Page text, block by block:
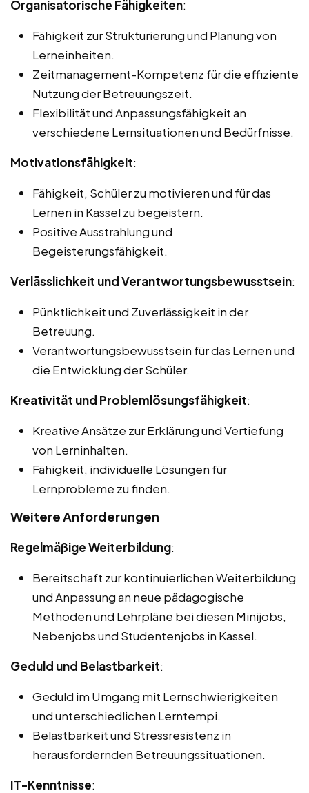
Organisatorische Fähigkeiten:
Fähigkeit zur Strukturierung und Planung von
Lerneinheiten.
Zeitmanagement-Kompetenz für die effiziente
Nutzung der Betreuungszeit.
Flexibilität und Anpassungsfähigkeit an
verschiedene Lernsituationen und Bedürfnisse.
Motivationsfähigkeit:
Fähigkeit, Schüler zu motivieren und für das
Lernen in Kassel zu begeistern.
Positive Ausstrahlung und
Begeisterungsfähigkeit.
Verlässlichkeit und Verantwortungsbewusstsein:
Pünktlichkeit und Zuverlässigkeit in der
Betreuung.
Verantwortungsbewusstsein für das Lernen und
die Entwicklung der Schüler.
Kreativität und Problemlösungsfähigkeit:
Kreative Ansätze zur Erklärung und Vertiefung
von Lerninhalten.
Fähigkeit, individuelle Lösungen für
Lernprobleme zu finden.
Weitere Anforderungen
Regelmäßige Weiterbildung:
Bereitschaft zur kontinuierlichen Weiterbildung
und Anpassung an neue pädagogische
Methoden und Lehrpläne bei diesen Minijobs,
Nebenjobs und Studentenjobs in Kassel.
Geduld und Belastbarkeit:
Geduld im Umgang mit Lernschwierigkeiten
und unterschiedlichen Lerntempi.
Belastbarkeit und Stressresistenz in
herausfordernden Betreuungssituationen.
IT-Kenntnisse: